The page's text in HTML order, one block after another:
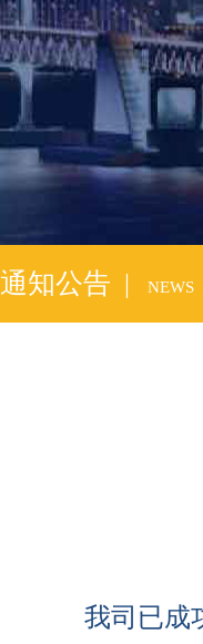
通知公告 | NEWS
我司已成